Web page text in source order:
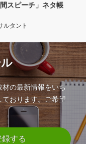
スピーチ」ネタ帳
ルタント
の最新情報をいち
おります。ご希望
録する